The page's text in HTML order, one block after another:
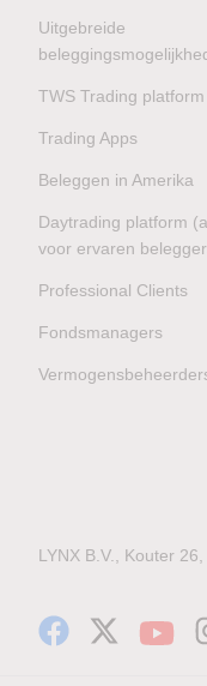
Uitgebreide
TWS Trading platform
Trading Apps
Beleggen in Amerika
Daytrading platform
voor ervaren
Professional Clients
Fondsmanagers
LYNX B.V., Kouter